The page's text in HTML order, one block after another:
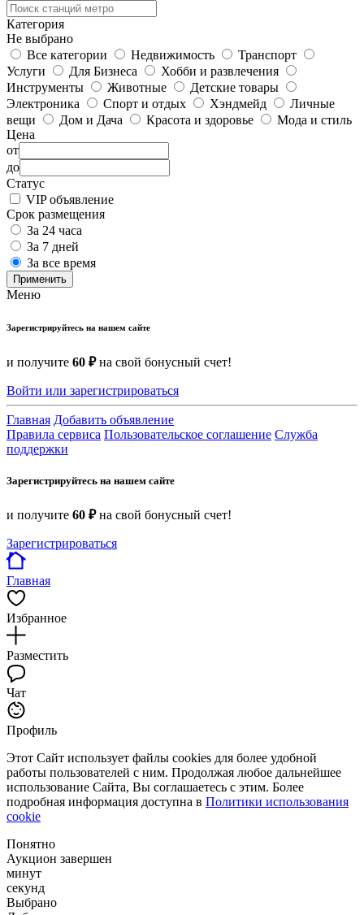
Категория
Не выбрано
Все категории
Недвижимость
Транспорт
Услуги
Для Бизнеса
Хобби и развлечения
Инструменты
Животные
Детские товары
Электроника
Спорт и отдых Хэндмейд
Личные
вещи
Дом и Дача Красота и здоровье
Мода и стиль
Цена
от
до
Статус
VIP объявление
Срок размещения
За 24 часа
За 7 дней
За все время
Применить
Меню
Зарегистрируйтесь на нашем сайте
и получите 60 ₽на свой бонусный счет!
Войти или зарегистрироваться
Главная Добавить объявление
Правила сервиса Пользовательское соглашение Служба
поддержки
Зарегистрируйтесь на нашем сайте
и получите 60 ₽на свой бонусный счет!
Зарегистрироваться
Главная
Избранное
Разместить
Чат
Профиль
Этот Сайт использует файлы cookies для более удобной
работы пользователей с ним. Продолжая любое дальнейшее
использование Сайта, Вы соглашаетесь с этим. Более
подробная информация доступна в Политики использования
cookie
Понятно
Аукцион завершен
минут
секунд
Выбрано